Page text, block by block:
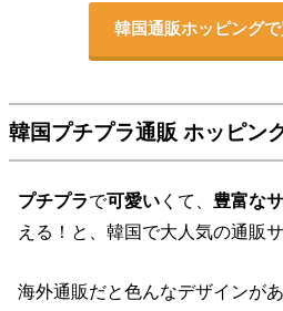
韓国通販ホッピング
韓国プチプラ通販 ホッピン
プチプラで可愛い くて、 豊富な
える！と、韓国で大人気の通販
海外通販だと色んなデザインが